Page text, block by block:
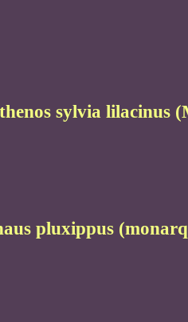
sylvia lilacinus
pluxippus